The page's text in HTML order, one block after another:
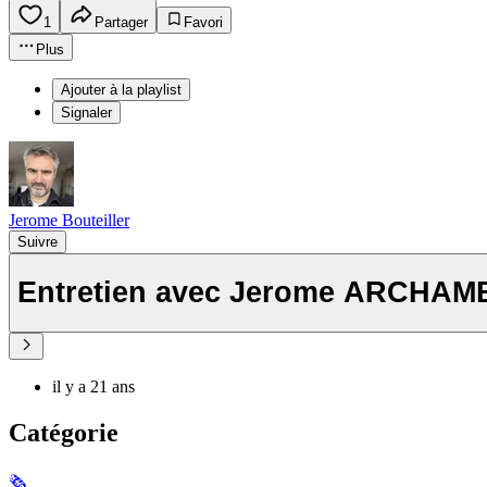
1 Partager
Favori
Plus
Ajouter à la playlist
Signaler
Jerome Bouteiller
Suivre
Entretien avec Jerome
il y a 21 ans
Catégorie
🗞